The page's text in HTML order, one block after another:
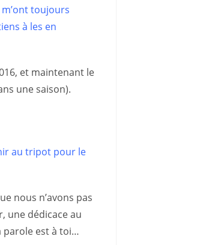
toujours
à les en
et maintenant le
une saison).
au tripot pour le
nous n’avons pas
une dédicace au
parole est à toi…